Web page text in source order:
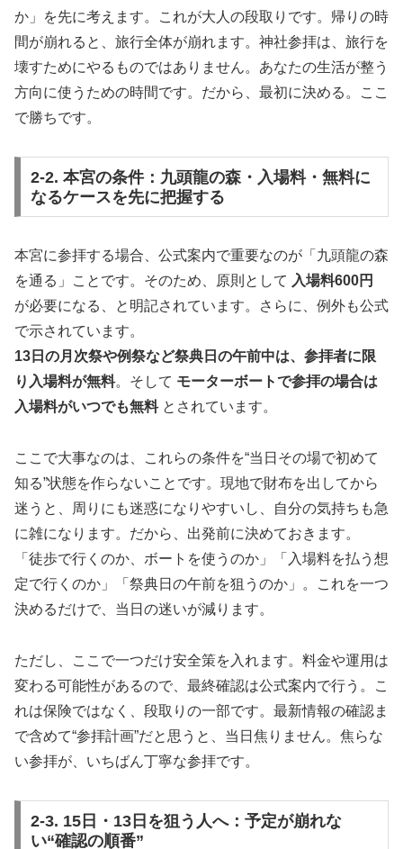
か」を先に考えます。これが大人の段取りです。帰りの時
間が崩れると、旅行全体が崩れます。神社参拝は、旅行を
壊すためにやるものではありません。あなたの生活が整う
方向に使うための時間です。だから、最初に決める。ここ
で勝ちです。
2-2. 本宮の条件：九頭龍の森・入場料・無料に
なるケースを先に把握する
本宮に参拝する場合、公式案内で重要なのが「九頭龍の森
を通る」ことです。そのため、原則として 入場料600円
が必要になる、と明記されています。さらに、例外も公式
で示されています。
13日の月次祭や例祭など祭典日の午前中は、参拝者に限
り入場料が無料。そして モーターボートで参拝の場合は
入場料がいつでも無料とされています。
ここで大事なのは、これらの条件を“当日その場で初めて
知る”状態を作らないことです。現地で財布を出してから
迷うと、周りにも迷惑になりやすいし、自分の気持ちも急
に雑になります。だから、出発前に決めておきます。
「徒歩で行くのか、ボートを使うのか」「入場料を払う想
定で行くのか」「祭典日の午前を狙うのか」。これを一つ
決めるだけで、当日の迷いが減ります。
ただし、ここで一つだけ安全策を入れます。料金や運用は
変わる可能性があるので、最終確認は公式案内で行う。こ
れは保険ではなく、段取りの一部です。最新情報の確認ま
で含めて“参拝計画”だと思うと、当日焦りません。焦らな
い参拝が、いちばん丁寧な参拝です。
2-3. 15日・13日を狙う人へ：予定が崩れな
い“確認の順番”